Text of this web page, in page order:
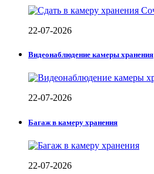
22-07-2026
Видеонаблюдение камеры хранения
22-07-2026
Багаж в камеру хранения
22-07-2026